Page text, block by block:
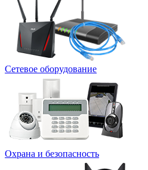
Сетевое оборудование
Охрана и безопасность